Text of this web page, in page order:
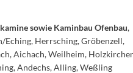
sowie Kaminbau Ofenbau,
Eching, Herrsching, Gröbenzell,
Aichach, Weilheim,
Andechs, Alling, Weßling